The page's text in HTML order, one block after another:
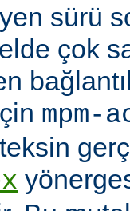
sürü
çok
mpm-